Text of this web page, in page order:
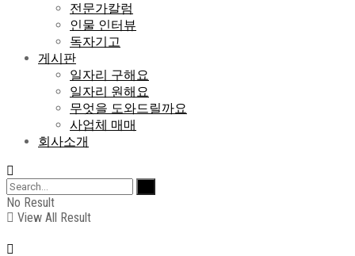
전문가칼럼
인물 인터뷰
독자기고
게시판
일자리 구해요
일자리 원해요
무엇을 도와드릴까요
사업체 매매
회사소개
No Result
View All Result